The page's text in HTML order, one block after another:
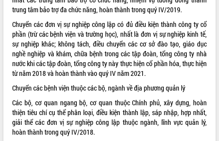
trung tâm bảo trợ đa chức năng, hoàn thành trong quý IV/2019.
Chuyển các đơn vị sự nghiệp công lập có đủ điều kiện thành công ty cổ
phần (trừ các bệnh viện và trường học), nhất là đơn vị sự nghiệp kinh tế,
sự nghiệp khác; không tách, điều chuyển các cơ sở đào tạo, giáo dục
nghề nghiệp và khám, chữa bệnh trong các tập đoàn, tổng công ty nhà
nước khi các tập đoàn, tổng công ty này thực hiện cổ phần hóa, thực hiện
từ năm 2018 và hoàn thành vào quý IV năm 2021.
Chuyển các bệnh viện thuộc các bộ, ngành về địa phương quản lý
Các bộ, cơ quan ngang bộ, cơ quan thuộc Chính phủ, xây dựng, hoàn
thiện tiêu chí cụ thể phân loại, điều kiện thành lập, sáp nhập, hợp nhất,
giải thể các đơn vị sự nghiệp công lập thuộc ngành, lĩnh vực quản lý,
hoàn thành trong quý IV/2018.